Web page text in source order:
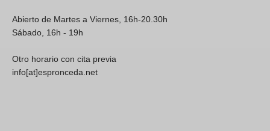
Abierto de Martes a Viernes, 16h-20.30h
Sábado, 16h - 19h
Otro horario con cita previa
info[at]espronceda.net